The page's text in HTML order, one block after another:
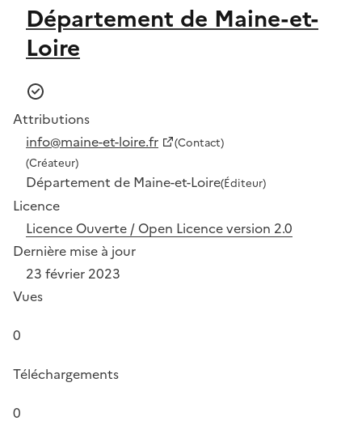
Département de Maine-et-
Loire
Attributions
info@maine-et-loire.fr
(Contact)
(Créateur)
Département de Maine-et-Loire(Éditeur)
Licence
Licence Ouverte / Open Licence version 2.0
Dernière mise à jour
23 février 2023
Vues
0
Téléchargements
0